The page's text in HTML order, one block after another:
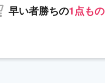
早い者勝ちの1点もの